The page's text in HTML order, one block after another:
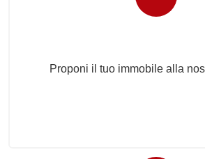
Proponi il tuo immobile alla